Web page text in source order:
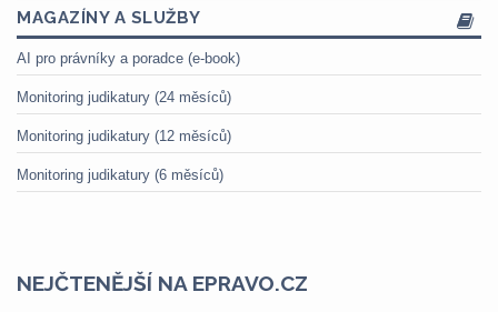
MAGAZÍNY A SLUŽBY
AI pro právníky a poradce (e-book)
Monitoring judikatury (24 měsíců)
Monitoring judikatury (12 měsíců)
Monitoring judikatury (6 měsíců)
NEJČTENĚJŠÍ NA EPRAVO.CZ